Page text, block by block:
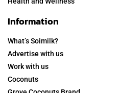
Information
What’s Soimilk?
Advertise with us
Work with us
Coconuts